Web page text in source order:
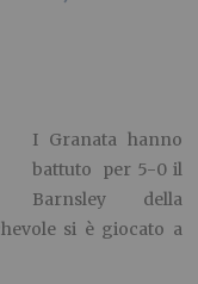
I Granata hanno
battuto per 5-0 il
Barnsley della
si è giocato a